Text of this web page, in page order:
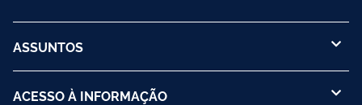
ASSUNTOS
ACESSO À INFORMAÇÃO